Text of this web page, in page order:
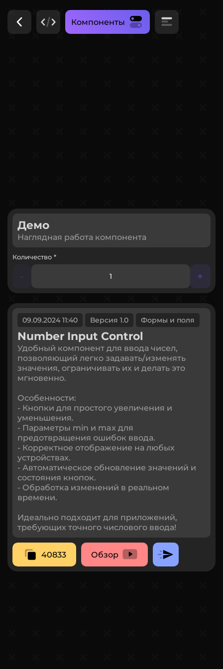
Компоненты
Демо
Наглядная работа компонента
Количество *
- +
09.09.2024 11:40 Версия 1.0 Формы и поля
Number Input Control
Удобный компонент для ввода чисел,
позволяющий легко задавать/изменять
значения, ограничивать их и делать это
мгновенно.
Особенности:
- Кнопки для простого увеличения и
уменьшения.
- Параметры min и max для
предотвращения ошибок ввода.
- Корректное отображение на любых
устройствах.
- Автоматическое обновление значений и
состояния кнопок.
- Обработка изменений в реальном
времени.
Идеально подходит для приложений,
требующих точного числового ввода!
40833 Обзор